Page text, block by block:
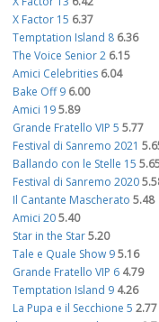
X Factor 15 6.37
Temptation Island 8 6.36
The Voice Senior 2 6.15
Amici Celebrities 6.04
Bake Off 9 6.00
Amici 195.89
Grande Fratello VIP 5 5.77
Festival di Sanremo 2021
Ballando con le Stelle 15
Festival di Sanremo 2020
Il Cantante Mascherato 5.48
Amici 205.40
Star in the Star5.20
Tale e Quale Show 95.16
Grande Fratello VIP 6 4.79
Temptation Island 9 4.26
La Pupa e il Secchione 5 2.77